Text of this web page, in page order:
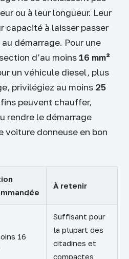
ou à leur longueur. Leur
capacité à laisser passer
démarrage. Pour une
d’au moins 16 mm²
un véhicule diesel, plus
privilégiez au moins 25
peuvent chauffer,
rendre le démarrage
voiture donneuse en bon
À retenir
16
Suffisant pour
la plupart des
citadines et
compactes